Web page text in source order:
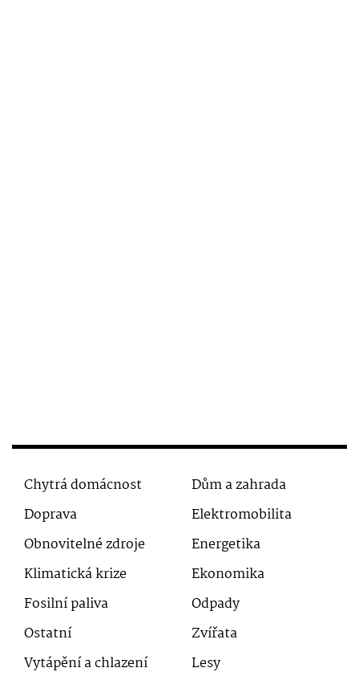
Chytrá domácnost
Dům a zahrada
Doprava
Elektromobilita
Obnovitelné zdroje
Energetika
Klimatická krize
Ekonomika
Fosilní paliva
Odpady
Ostatní
Zvířata
Vytápění a chlazení
Lesy